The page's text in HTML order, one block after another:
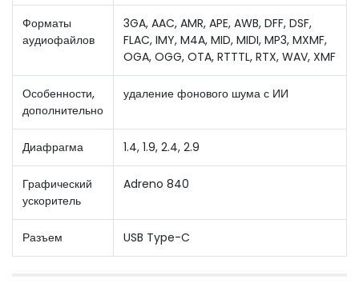
Форматы
аудиофайлов
3GA, AAC, AMR, APE, AWB, DFF, DSF,
FLAC, IMY, M4A, MID, MIDI, MP3, MXMF,
OGA, OGG, OTA, RTTTL, RTX, WAV, XMF
Особенности,
дополнительно
удаление фонового шума с ИИ
Диафрагма 1.4, 1.9, 2.4, 2.9
Графический
ускоритель
Adreno 840
Разъем USB Type-C